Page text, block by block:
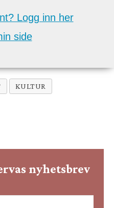
Logg inn her
side
KULTUR
nyhetsbrev